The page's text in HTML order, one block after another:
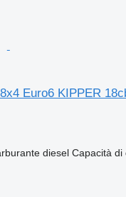
Euro6 KIPPER
diesel Capacità di